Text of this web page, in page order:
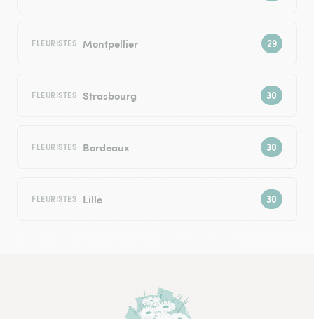
FLEURISTES Montpellier
FLEURISTES Strasbourg
FLEURISTES Bordeaux
FLEURISTES Lille